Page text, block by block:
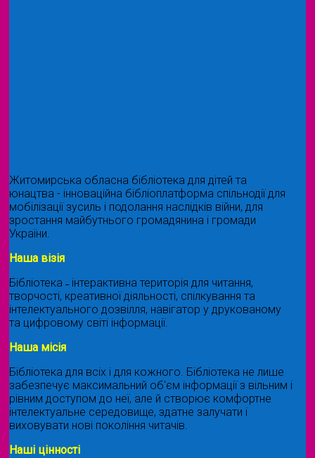
Житомирська обласна бібліотека для дітей та
юнацтва - інноваційна бібліоплатформа спільнодії для
мобілізації зусиль і подолання наслідків війни, для
зростання майбутнього громадянина і громади
України.
Наша візія
Бібліотека ˗ інтерактивна територія для читання,
творчості, креативної діяльності, спілкування та
інтелектуального дозвілля, навігатор у друкованому
та цифровому світі інформації.
Наша місія
Бібліотека для всіх і для кожного. Бібліотека не лише
забезпечує максимальний об'єм інформації з вільним і
рівним доступом до неї, але й створює комфортне
інтелектуальне середовище, здатне залучати і
виховувати нові покоління читачів.
Наші цінності